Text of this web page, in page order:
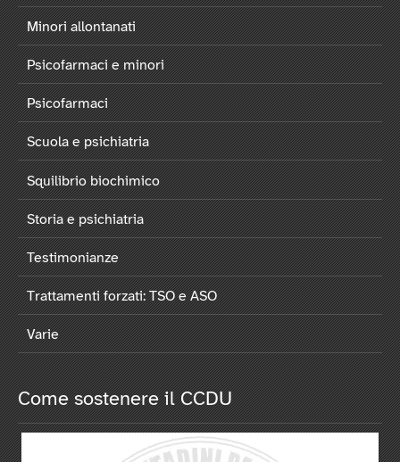
Minori allontanati
Psicofarmaci e minori
Psicofarmaci
Scuola e psichiatria
Squilibrio biochimico
Storia e psichiatria
Testimonianze
Trattamenti forzati: TSO e ASO
Varie
Come sostenere il CCDU